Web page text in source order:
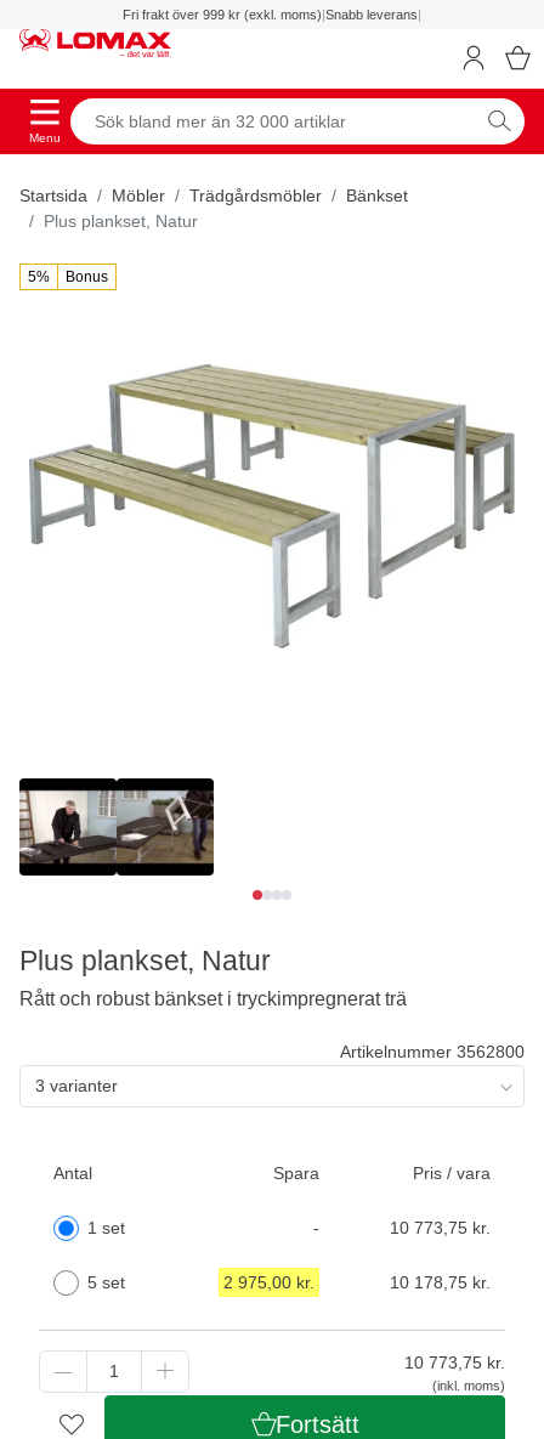
Fri frakt över 999 kr (exkl. moms)|Snabb leverans|
Menu
Startsida Möbler Trädgårdsmöbler
Bänkset
Plus plankset, Natur
5% Bonus
Artikelnummer 3562800
3 varianter
Antal Spara Pris / vara
1 set - 10 773,75 kr.
5 set 2 975,00 kr. 10 178,75 kr.
10 773,75 kr.
(inkl. moms)
Fortsätt
Plus plankset, Natur
Rått och robust bänkset i tryckimpregnerat trä